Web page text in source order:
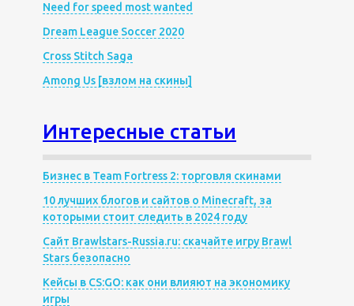
Need for speed most wanted
Dream League Soccer 2020
Cross Stitch Saga
Among Us [взлом на скины]
Интересные статьи
Бизнес в Team Fortress 2: торговля скинами
10 лучших блогов и сайтов о Minecraft, за
которыми стоит следить в 2024 году
Сайт Brawlstars-Russia.ru: скачайте игру Brawl
Stars безопасно
Кейсы в CS:GO: как они влияют на экономику
игры